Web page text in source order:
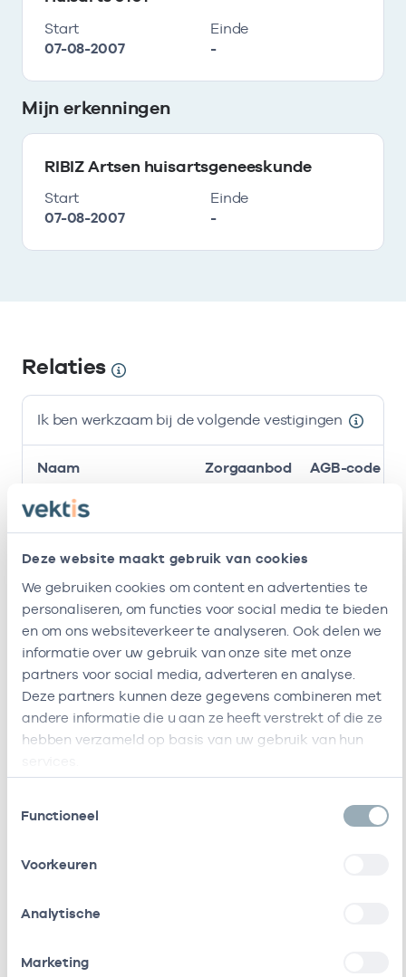
Deze website maakt gebruik van cookies
We gebruiken cookies om content en advertenties te
personaliseren, om functies voor social media te bieden
en om ons websiteverkeer te analyseren. Ook delen we
informatie over uw gebruik van onze site met onze
partners voor social media, adverteren en analyse.
Deze partners kunnen deze gegevens combineren met
andere informatie die u aan ze heeft verstrekt of die ze
hebben verzameld op basis van uw gebruik van hun
Functioneel
Voorkeuren
Analytische
Marketing
Start
07-08-2007
Einde
-
Mijn erkenningen
RIBIZ Artsen huisartsgeneeskunde
Start
07-08-2007
Einde
-
Relaties
Ik ben werkzaam bij de volgende vestigingen
Ik ben werkzaam bij de volgende vestigingen
Naam Zorgaanbod AGB-code
Stichting
Amsterdamse
Gezondheidscentra
Gezondheidscentrum
Helmersstraat
Huisarts 37054158
Ik heb een arbeidsrelatie met
Naam Rol AGB-code
Stichting
Gezondheidscentra
In
53530042 01-
Stichting